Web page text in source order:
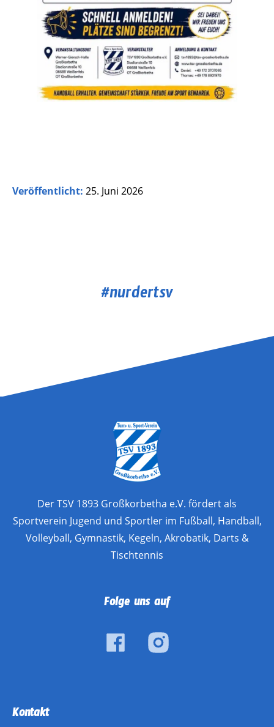
Veröffentlicht: 25. Juni 2026
#nurdertsv
Der TSV 1893 Großkorbetha e.V. fördert als
Sportverein Jugend und Sportler im Fußball, Handball,
Volleyball, Gymnastik, Kegeln, Akrobatik, Darts &
Tischtennis
Folge uns auf
Kontakt